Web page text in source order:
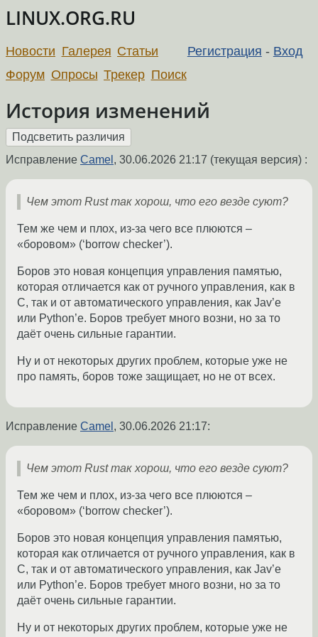
LINUX.ORG.RU
Регистрация - Вход
Новости Галерея Статьи
Форум Опросы Трекер Поиск
История изменений
Исправление Camel , 30.06.2026 21:17 (текущая версия) :
Чем этот Rust так хорош, что его везде суют?
Тем же чем и плох, из-за чего все плюются –
«боровом» (‘borrow checker’).
Боров это новая концепция управления памятью,
которая отличается как от ручного управления, как в
C, так и от автоматического управления, как Jav’е
или Python’е. Боров требует много возни, но за то
даёт очень сильные гарантии.
Ну и от некоторых других проблем, которые уже не
про память, боров тоже защищает, но не от всех.
Исправление Camel , 30.06.2026 21:17:
Чем этот Rust так хорош, что его везде суют?
Тем же чем и плох, из-за чего все плюются –
«боровом» (‘borrow checker’).
Боров это новая концепция управления памятью,
которая как отличается от ручного управления, как в
C, так и от автоматического управления, как Jav’е
или Python’е. Боров требует много возни, но за то
даёт очень сильные гарантии.
Ну и от некоторых других проблем, которые уже не